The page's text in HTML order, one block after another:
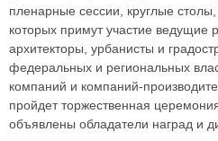
пленарные сессии, круглые
которых примут участие ведущие
архитекторы, урбанисты и
федеральных и региональных
компаний и компаний-
пройдет торжественная
объявлены обладатели наград и